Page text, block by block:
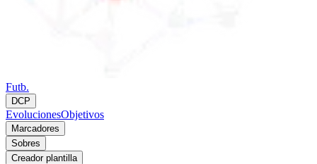
Futb.
DCP
EvolucionesObjetivos
Marcadores
Sobres
Creador plantilla